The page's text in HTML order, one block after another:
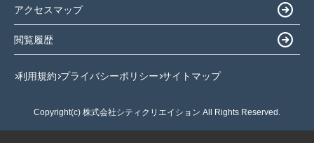
アクセスマップ
閲覧履歴
利用規約 プライバシーポリシー サイトマップ
Copyright(c) 株式会社シティクリエイション All Rights Reserved.